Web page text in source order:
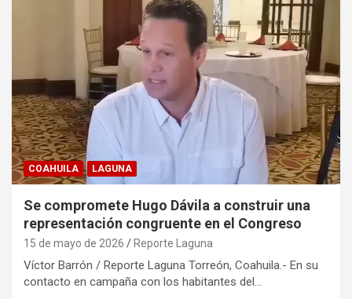
COAHUILA LAGUNA
Se compromete Hugo Dávila a construir una
representación congruente en el Congreso
15 de mayo de 2026 Reporte Laguna
Víctor Barrón / Reporte Laguna Torreón, Coahuila.- En su
contacto en campaña con los habitantes del…